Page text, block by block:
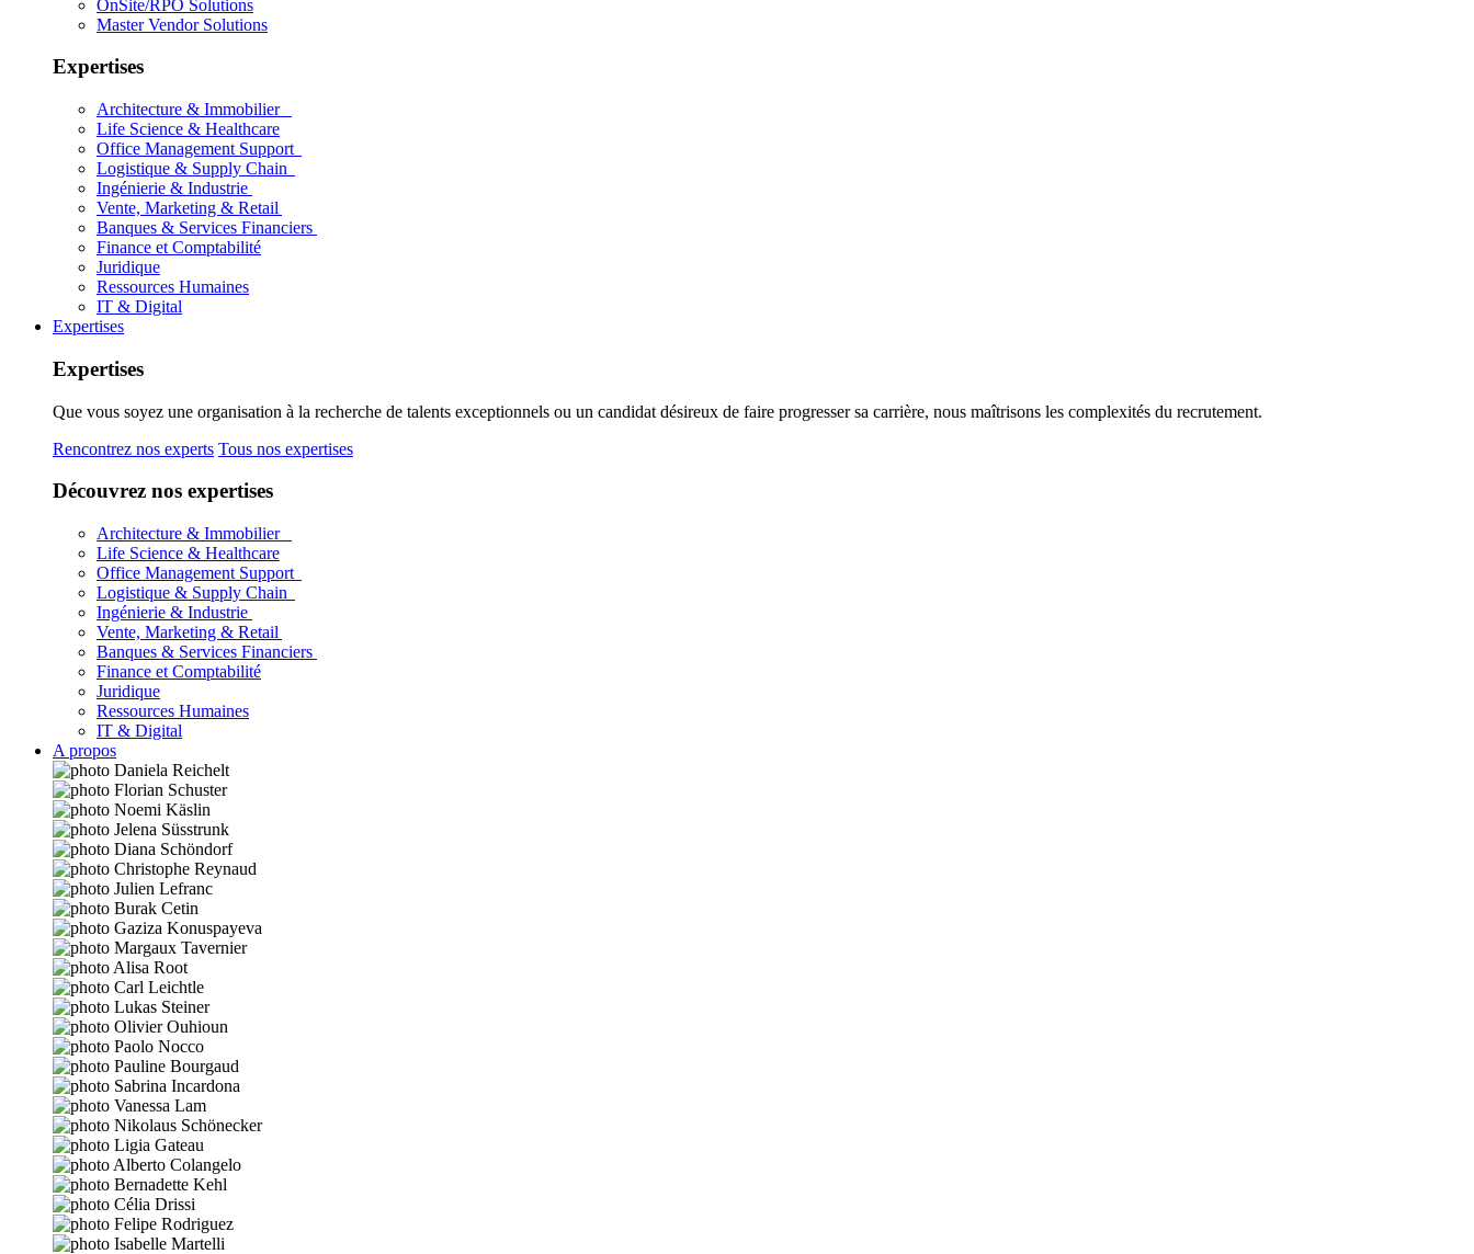
OnSite/RPO Solutions
Master Vendor Solutions
Expertises
Architecture & Immobilier
Life Science & Healthcare
Office Management Support
Logistique & Supply Chain
Ingénierie & Industrie
Vente, Marketing & Retail
Banques & Services Financiers
Finance et Comptabilité
Juridique
Ressources Humaines
IT & Digital
Expertises
Expertises
Que vous soyez une organisation à la recherche de talents exceptionnels ou un candidat désireux de faire progresser sa carrière, nous maîtrisons les complexités du recrutement.
Rencontrez nos experts Tous nos expertises
Découvrez nos expertises
Architecture & Immobilier
Life Science & Healthcare
Office Management Support
Logistique & Supply Chain
Ingénierie & Industrie
Vente, Marketing & Retail
Banques & Services Financiers
Finance et Comptabilité
Juridique
Ressources Humaines
IT & Digital
A propos